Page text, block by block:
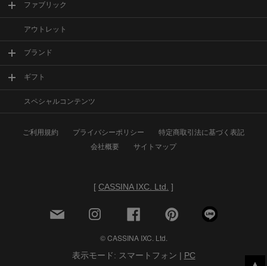
▲
ファブリック
アウトレット
ブランド
ギフト
スペシャルコンテンツ
ご利用規約 プライバシーポリシー
特定商取引法に基づく表記
会社概要
サイトマップ
[ CASSINA IXC. Ltd. ]
© CASSINA IXC. Ltd.
表示モード: スマートフォン | PC